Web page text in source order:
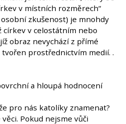
v místních rozměrech“
zkušenost) je mnohdy
církev v celostátním nebo
obraz nevychází z přímé
prostřednictvím medií. .
a hloupá hodnocení
pro nás katolíky znamenat?
Pokud nejsme vůči